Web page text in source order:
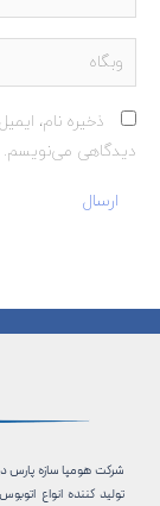
وبگاه
ذخیره نام،
دیدگاهی می‌نویسم.
شرکت هومپا سازه پارس
تولید کننده انواع